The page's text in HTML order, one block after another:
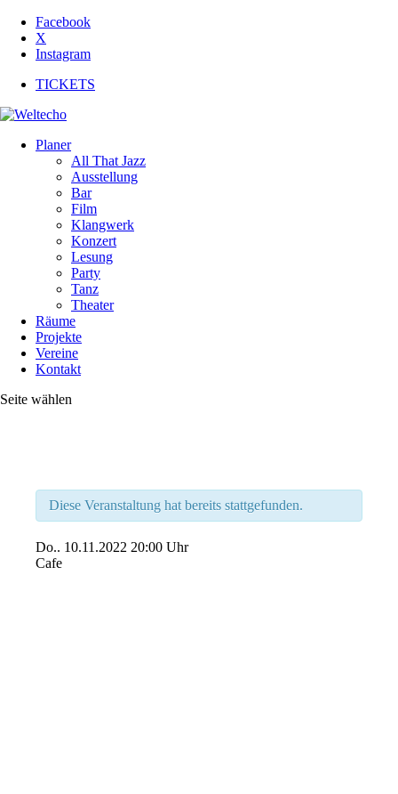
Facebook
X
Instagram
TICKETS
Planer
All That Jazz
Ausstellung
Bar
Film
Klangwerk
Konzert
Lesung
Party
Tanz
Theater
Räume
Projekte
Vereine
Kontakt
Seite wählen
Diese Veranstaltung hat bereits stattgefunden.
Do.. 10.11.2022 20:00 Uhr
Cafe